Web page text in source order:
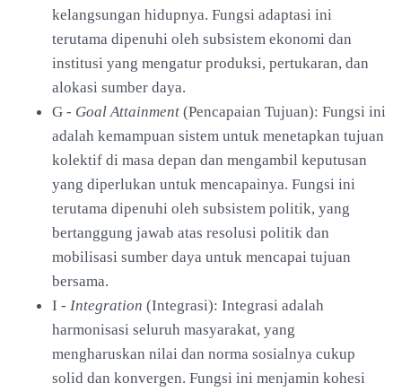
kelangsungan hidupnya. Fungsi adaptasi ini
terutama dipenuhi oleh subsistem ekonomi dan
institusi yang mengatur produksi, pertukaran, dan
alokasi sumber daya.
G - Goal Attainment (Pencapaian Tujuan): Fungsi ini
adalah kemampuan sistem untuk menetapkan tujuan
kolektif di masa depan dan mengambil keputusan
yang diperlukan untuk mencapainya. Fungsi ini
terutama dipenuhi oleh subsistem politik, yang
bertanggung jawab atas resolusi politik dan
mobilisasi sumber daya untuk mencapai tujuan
bersama.
I - Integration (Integrasi): Integrasi adalah
harmonisasi seluruh masyarakat, yang
mengharuskan nilai dan norma sosialnya cukup
solid dan konvergen. Fungsi ini menjamin kohesi